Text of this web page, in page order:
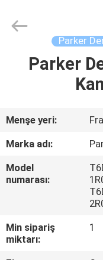
S
HAKKIMIZDA
TURU
Electronic
Limited.
Parker
Parker
Menşe yeri:
Marka adı:
Model
numarası:
Min sipariş
miktarı:
1